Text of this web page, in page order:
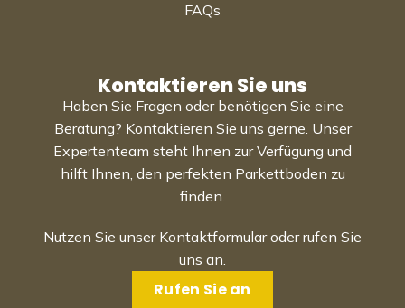
FAQs
Kontaktieren Sie uns
Haben Sie Fragen oder benötigen Sie eine
Beratung? Kontaktieren Sie uns gerne. Unser
Expertenteam steht Ihnen zur Verfügung und
hilft Ihnen, den perfekten Parkettboden zu
finden.
Nutzen Sie unser Kontaktformular oder rufen Sie
uns an.
Rufen Sie an